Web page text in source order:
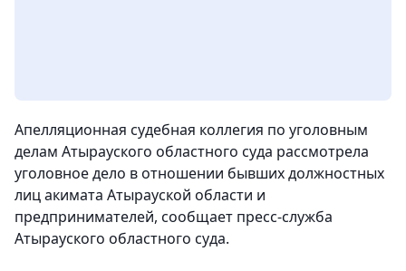
Апелляционная судебная коллегия по уголовным
делам Атырауского областного суда рассмотрела
уголовное дело в отношении бывших должностных
лиц акимата Атырауской области и
предпринимателей, сообщает пресс-служба
Атырауского областного суда.